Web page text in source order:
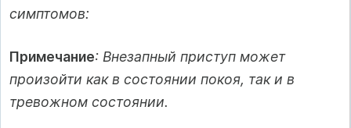
симптомов:
Примечание: Внезапный приступ может
произойти как в состоянии покоя, так и в
тревожном состоянии.